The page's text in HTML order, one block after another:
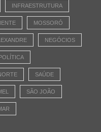
INFRAESTRUTURA
MOSSORÓ
NEGÓCIOS
POLÍTICA
SAÚDE
SÃO JOÃO